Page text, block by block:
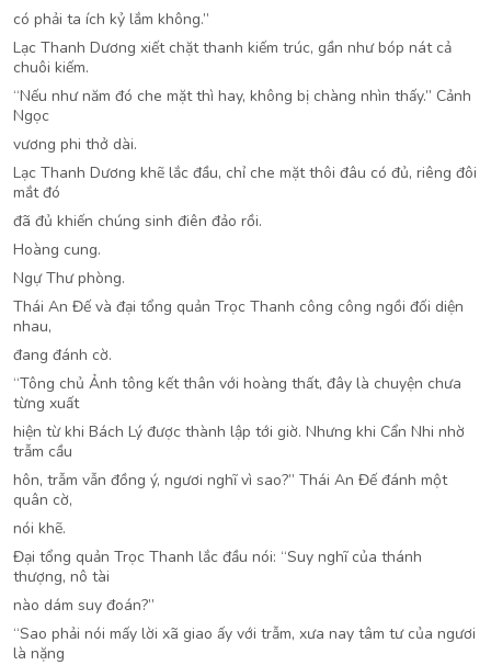
có phải ta ích kỷ lắm không.”
Lạc Thanh Dương xiết chặt thanh kiếm trúc, gần như bóp nát cả
chuôi kiếm.
“Nếu như năm đó che mặt thì hay, không bị chàng nhìn thấy.” Cảnh
Ngọc
vương phi thở dài.
Lạc Thanh Dương khẽ lắc đầu, chỉ che mặt thôi đâu có đủ, riêng đôi
mắt đó
đã đủ khiến chúng sinh điên đảo rồi.
Hoàng cung.
Ngự Thư phòng.
Thái An Đế và đại tổng quản Trọc Thanh công công ngồi đối diện
nhau,
đang đánh cờ.
“Tông chủ Ảnh tông kết thân với hoàng thất, đây là chuyện chưa
từng xuất
hiện từ khi Bách Lý được thành lập tới giờ. Nhưng khi Cẩn Nhi nhờ
trẫm cầu
hôn, trẫm vẫn đồng ý, ngươi nghĩ vì sao?” Thái An Đế đánh một
quân cờ,
nói khẽ.
Đại tổng quản Trọc Thanh lắc đầu nói: “Suy nghĩ của thánh
thượng, nô tài
nào dám suy đoán?”
“Sao phải nói mấy lời xã giao ấy với trẫm, xưa nay tâm tư của ngươi
là nặng